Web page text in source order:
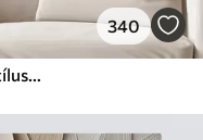
340
Absztrakt festmény olajfestmény stílusban